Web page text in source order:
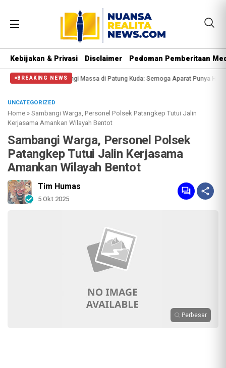
Kebijakan & Privasi Disclaimer Pedoman Pemberitaan
BREAKING NEWS
Massa di Patung Kuda: Semoga Aparat Punya Hati Nurani Massa
UNCATEGORIZED
Home »Sambangi Warga, Personel Polsek Patangkep Tutui Jalin
Kerjasama Amankan Wilayah Bentot
Sambangi Warga, Personel Polsek
Patangkep Tutui Jalin Kerjasama
Amankan Wilayah Bentot
Tim Humas
5 Okt 2025
Perbesar